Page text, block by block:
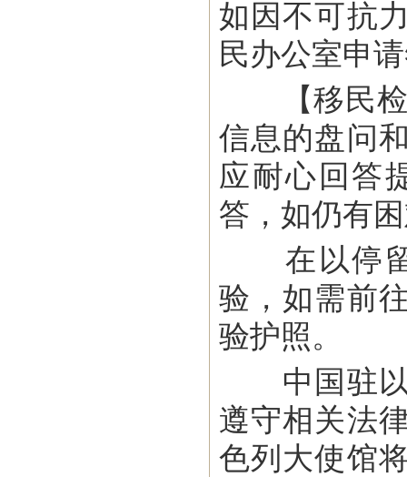
如因不可抗
民办公室申
【移民检
信息的盘问
应耐心回答
答，如仍有
在以停留
验，如需前
验护照。
中国驻以
遵守相关法
色列大使馆